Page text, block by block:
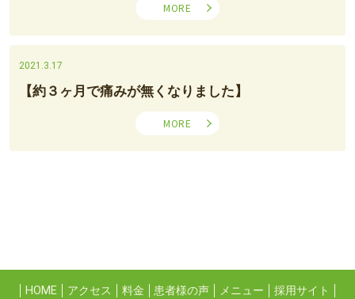
MORE
2021.3.17
【約３ヶ月で痛みが無くなりました】
MORE
HOME アクセス 料金 患者様の声 メニュー 採用サイト